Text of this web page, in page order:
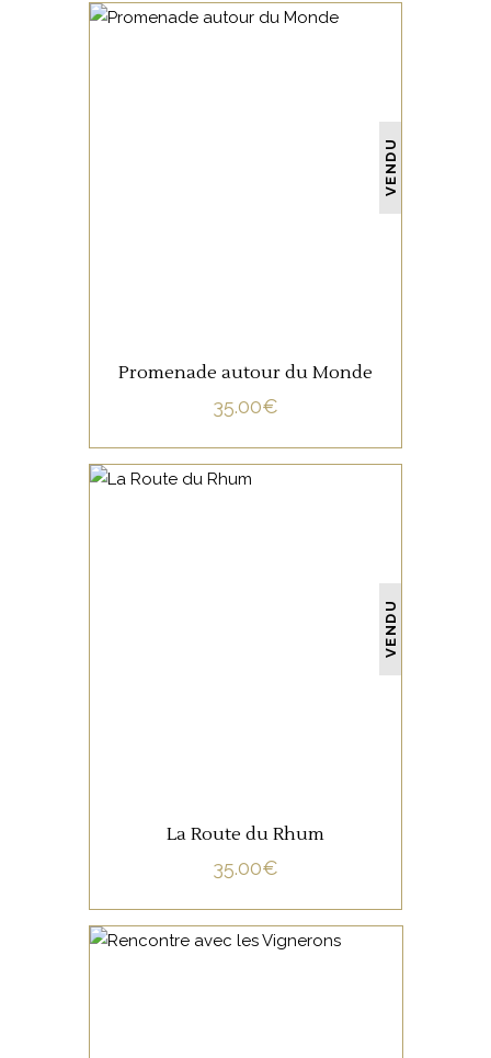
VENDU
Promenade autour du Monde
35.00€
VENDU
La Route du Rhum
35.00€